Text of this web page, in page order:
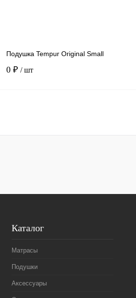
Подушка Tempur Original Small
0 ₽ / шт
Купить в 1 клик Сравнение
Каталог
Матрасы
Подушки
Аксессуары